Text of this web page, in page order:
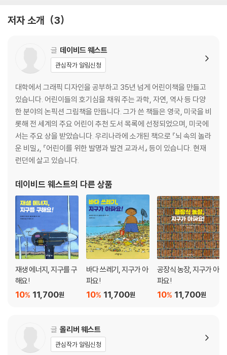
산불에 갇혔다면
저자 소개 3
글 데이비드 웨스트
관심작가 알림신청
대학에서 그래픽 디자인을 공부하고 35년 넘게 어린이책을 만들고
있습니다. 어린이들의 호기심을 채워 주는 과학, 자연, 역사 등 다양
한 분야의 논픽션 그림책을 만듭니다. 그가 쓴 책들은 영국, 미국을 비
롯해 전 세계의 주요 어린이 추천 도서 목록에 선정되었으며, 미국에
서는 주요 상을 받았습니다. 우리나라에 소개된 책으로 『뇌 속의 놀라
운 비밀』, 『어린이를 위한 발명과 발견 교과서』 등이 있습니다. 현재
런던에 살고 있습니다.
데이비드 웨스트의 다른 상품
재생 에너지, 지구를 구
해요!
11,700원
10%
바다 쓰레기, 지구가 아
파요!
11,700원
10%
공장식 농장, 지구가 아
파요!
11,700원
10%
글 올리버 웨스트
관심작가 알림신청